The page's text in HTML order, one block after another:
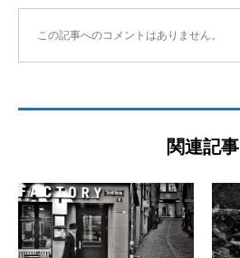
この記事へのコメントはありません。
関連記事